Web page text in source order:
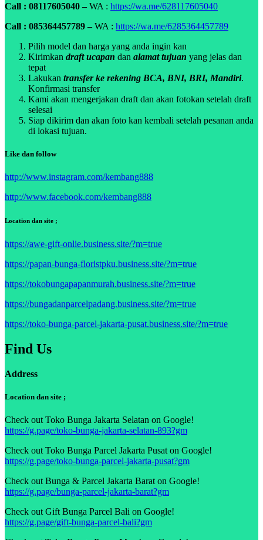
Call : 08117605040 –WA : https://wa.me/628117605040
Call : 085364457789 –WA : https://wa.me/6285364457789
Pilih model dan harga yang anda ingin kan
Kirimkan draft ucapan dan alamat tujuan yang jelas dan
tepat
Lakukan transfer ke rekening BCA, BNI, BRI, Mandiri.
Konfirmasi transfer
Kami akan mengerjakan draft dan akan fotokan setelah draft
selesai
Siap dikirim dan akan foto kan kembali setelah pesanan anda
di lokasi tujuan.
Like dan follow
http://www.instagram.com/kembang888
http://www.facebook.com/kembang888
Location dan site ;
https://awe-gift-onlie.business.site/?m=true
https://papan-bunga-floristpku.business.site/?m=true
https://tokobungapapanmurah.business.site/?m=true
https://bungadanparcelpadang.business.site/?m=true
https://toko-bunga-parcel-jakarta-pusat.business.site/?m=true
Find Us
Address
Location dan site ;
Check out Toko Bunga Jakarta Selatan on Google!
https://g.page/toko-bunga-jakarta-selatan-893?gm
Check out Toko Bunga Parcel Jakarta Pusat on Google!
https://g.page/toko-bunga-parcel-jakarta-pusat?gm
Check out Bunga & Parcel Jakarta Barat on Google!
https://g.page/bunga-parcel-jakarta-barat?gm
Check out Gift Bunga Parcel Bali on Google!
https://g.page/gift-bunga-parcel-bali?gm